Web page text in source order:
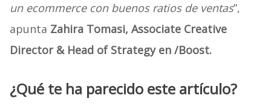
un ecommerce con buenos ratios de ventas”,
apunta Zahira Tomasi, Associate Creative
Director & Head of Strategy en /Boost.
¿Qué te ha parecido este artículo?